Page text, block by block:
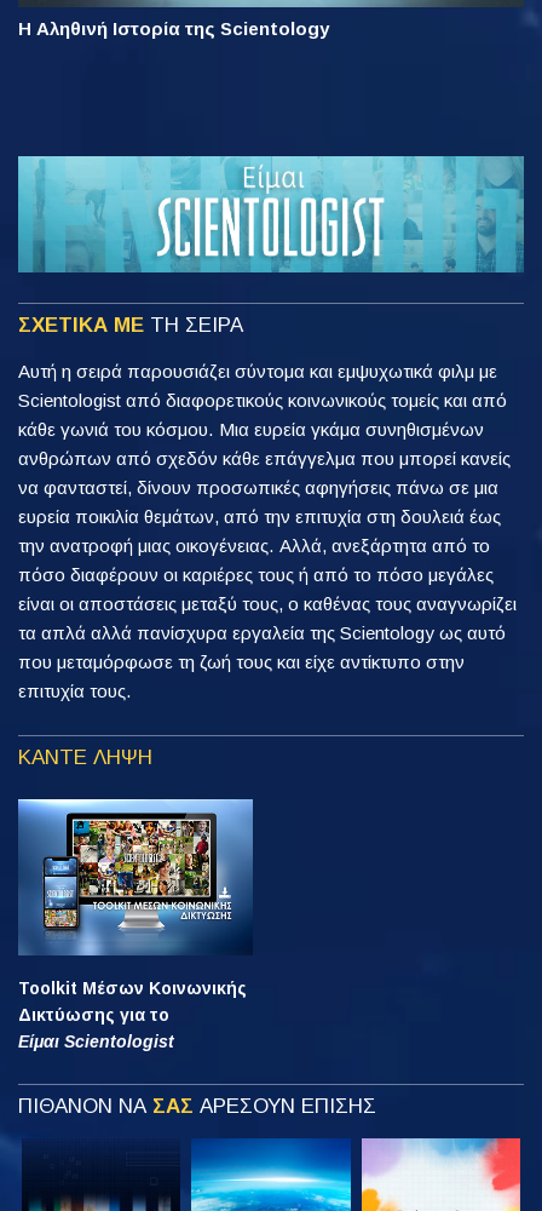
Η Αληθινή Ιστορία της Scientology
ΣΧΕΤΙΚΑ ΜΕ ΤΗ ΣΕΙΡΑ
Αυτή η σειρά παρουσιάζει σύντομα και εμψυχωτικά φιλμ με
Scientologist από διαφορετικούς κοινωνικούς τομείς και από
κάθε γωνιά του κόσμου. Μια ευρεία γκάμα συνηθισμένων
ανθρώπων από σχεδόν κάθε επάγγελμα που μπορεί κανείς
να φανταστεί, δίνουν προσωπικές αφηγήσεις πάνω σε μια
ευρεία ποικιλία θεμάτων, από την επιτυχία στη δουλειά έως
την ανατροφή μιας οικογένειας. Αλλά, ανεξάρτητα από το
πόσο διαφέρουν οι καριέρες τους ή από το πόσο μεγάλες
είναι οι αποστάσεις μεταξύ τους, ο καθένας τους αναγνωρίζει
τα απλά αλλά πανίσχυρα εργαλεία της Scientology ως αυτό
που μεταμόρφωσε τη ζωή τους και είχε αντίκτυπο στην
επιτυχία τους.
ΚΑΝΤΕ ΛΗΨΗ
Toolkit Μέσων Κοινωνικής
Δικτύωσης για το
Είμαι Scientologist
ΠΙΘΑΝΟΝ ΝΑ ΣΑΣ ΑΡΕΣΟΥΝ ΕΠΙΣΗΣ